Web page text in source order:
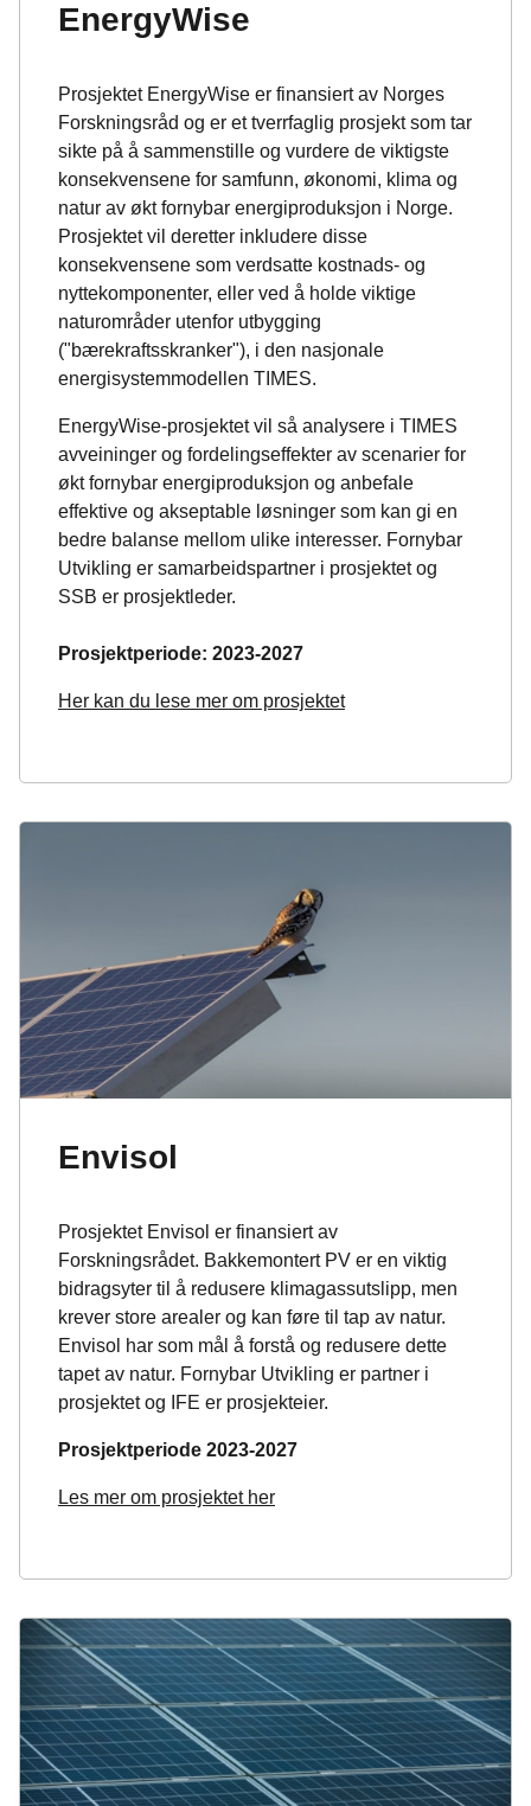
EnergyWise
Prosjektet EnergyWise er finansiert av Norges
Forskningsråd og er et tverrfaglig prosjekt som tar
sikte på å sammenstille og vurdere de viktigste
konsekvensene for samfunn, økonomi, klima og
natur av økt fornybar energiproduksjon i Norge.
Prosjektet vil deretter inkludere disse
konsekvensene som verdsatte kostnads- og
nyttekomponenter, eller ved å holde viktige
naturområder utenfor utbygging
("bærekraftsskranker"), i den nasjonale
energisystemmodellen TIMES.
EnergyWise-prosjektet vil så analysere i TIMES
avveininger og fordelingseffekter av scenarier for
økt fornybar energiproduksjon og anbefale
effektive og akseptable løsninger som kan gi en
bedre balanse mellom ulike interesser. Fornybar
Utvikling er samarbeidspartner i prosjektet og
SSB er prosjektleder.
Prosjektperiode: 2023-2027
Her kan du lese mer om prosjektet
Envisol
Prosjektet Envisol er finansiert av
Forskningsrådet. Bakkemontert PV er en viktig
bidragsyter til å redusere klimagassutslipp, men
krever store arealer og kan føre til tap av natur.
Envisol har som mål å forstå og redusere dette
tapet av natur. Fornybar Utvikling er partner i
prosjektet og IFE er prosjekteier.
Prosjektperiode 2023-2027
Les mer om prosjektet her